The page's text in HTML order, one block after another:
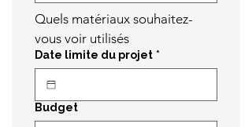
Quels matériaux souhaitez-
vous voir utilisés
Date limite du projet *
Budget